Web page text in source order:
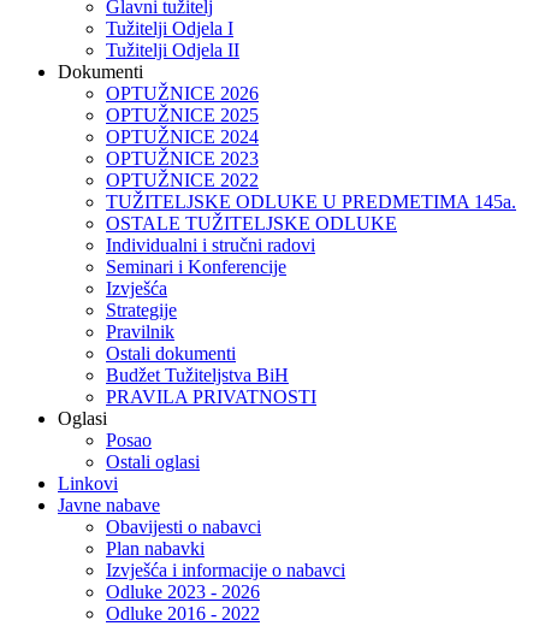
Glavni tužitelj
Tužitelji Odjela I
Tužitelji Odjela II
Dokumenti
OPTUŽNICE 2026
OPTUŽNICE 2025
OPTUŽNICE 2024
OPTUŽNICE 2023
OPTUŽNICE 2022
TUŽITELJSKE ODLUKE U PREDMETIMA 145a.
OSTALE TUŽITELJSKE ODLUKE
Individualni i stručni radovi
Seminari i Konferencije
Izvješća
Strategije
Pravilnik
Ostali dokumenti
Budžet Tužiteljstva BiH
PRAVILA PRIVATNOSTI
Oglasi
Posao
Ostali oglasi
Linkovi
Javne nabave
Obavijesti o nabavci
Plan nabavki
Izvješća i informacije o nabavci
Odluke 2023 - 2026
Odluke 2016 - 2022